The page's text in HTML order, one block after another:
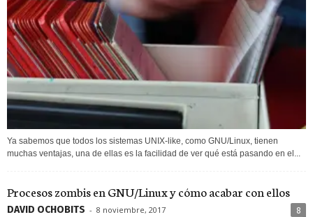
Ya sabemos que todos los sistemas UNIX-like, como GNU/Linux, tienen
muchas ventajas, una de ellas es la facilidad de ver qué está pasando en el...
Procesos zombis en GNU/Linux y cómo acabar con ellos
DAVID OCHOBITS - 8 noviembre, 2017 8